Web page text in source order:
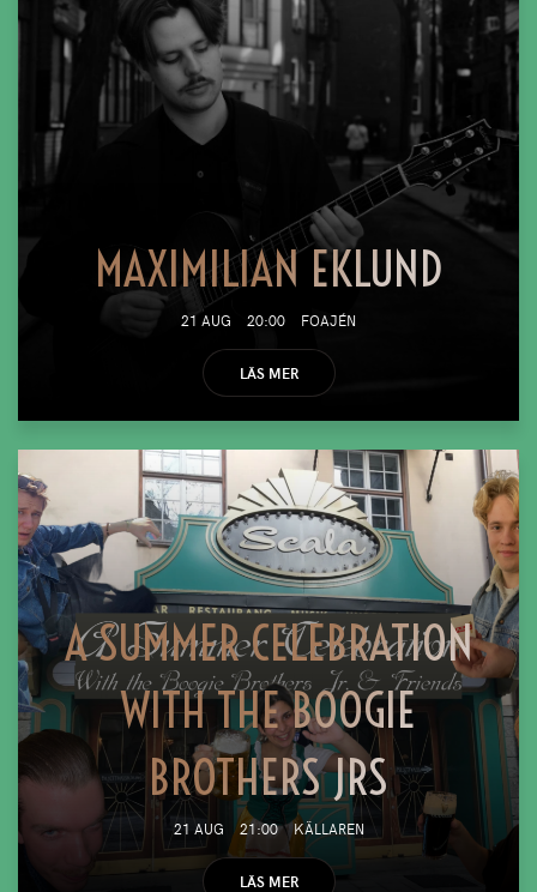
MAXIMILIAN EKLUND
21 AUG 20:00 FOAJÉN
LÄS MER
A SUMMER CELEBRATION
WITH THE BOOGIE
BROTHERS JRS
21 AUG 21:00 KÄLLAREN
LÄS MER